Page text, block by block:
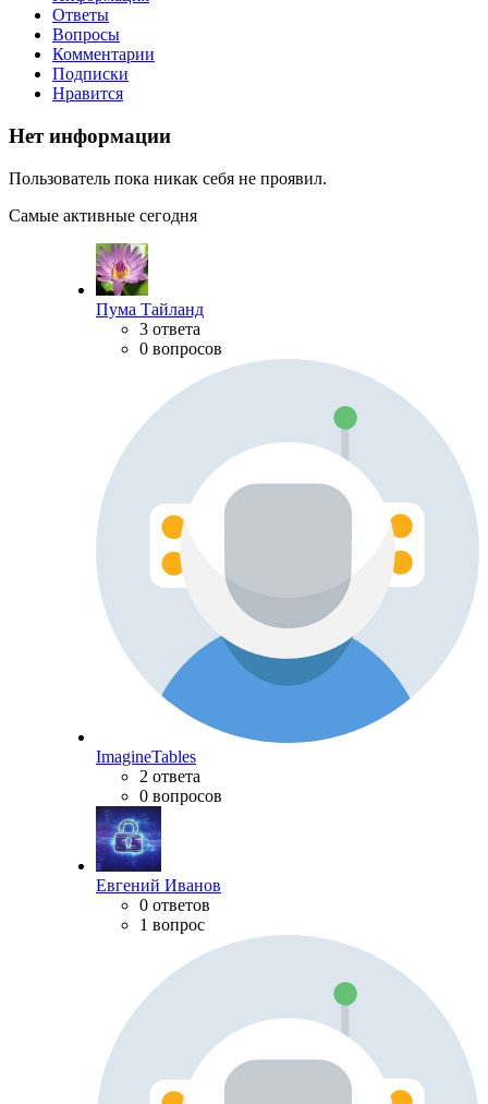
Ответы
Вопросы
Комментарии
Подписки
Нравится
Нет информации
Пользователь пока никак себя не проявил.
Самые активные сегодня
Пума Тайланд
3 ответа
0 вопросов
ImagineTables
2 ответа
0 вопросов
Евгений Иванов
0 ответов
1 вопрос